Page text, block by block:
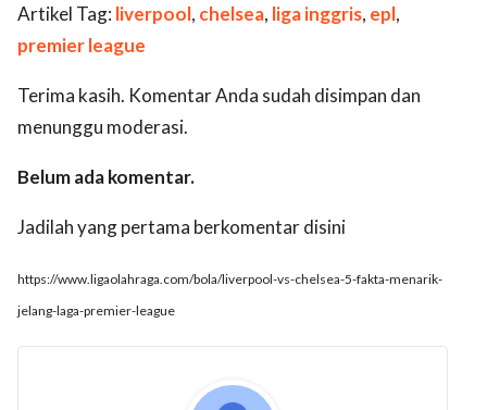
Artikel Tag: liverpool, chelsea, liga inggris, epl,
premier league
Terima kasih. Komentar Anda sudah disimpan dan
menunggu moderasi.
Belum ada komentar.
Jadilah yang pertama berkomentar disini
https://www.ligaolahraga.com/bola/liverpool-vs-chelsea-5-fakta-menarik-
jelang-laga-premier-league